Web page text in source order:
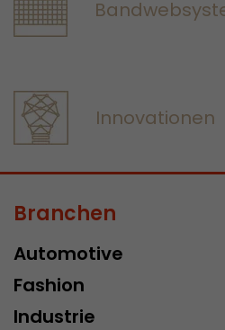
Innovationen
Branchen
Automotive
Fashion
Industrie